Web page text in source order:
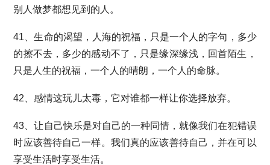
别人做梦都想见到的人。
41、生命的渴望，人海的祝福，只是一个人的字句，多少
的擦不去，多少的感动不了，只是缘深缘浅，回首陌生，
只是人生的祝福，一个人的晴朗，一个人的命脉。
42、感情这玩儿太毒，它对谁都一样让你选择放弃。
43、让自己快乐是对自己的一种同情，就像我们在犯错误
时应该善待自己一样。我们真的应该善待自己，并在可以
享受生活时享受生活。